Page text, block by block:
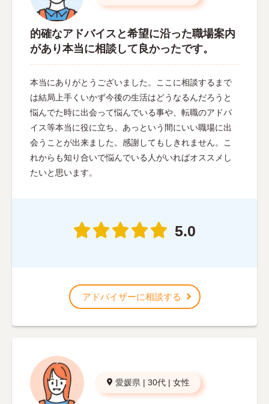
的確なアドバイスと希望に沿った職場案内
があり本当に相談して良かったです。
本当にありがとうございました。ここに相談するまで
は結局上手くいかず今後の生活はどうなるんだろうと
悩んでた時に出会って悩んでいる事や、転職のアドバ
イス等本当に役に立ち、あっという間にいい職場に出
会うことが出来ました。感謝してもしきれません。こ
れからも知り合いで悩んでいる人がいればオススメし
たいと思います。
5.0
アドバイザーに相談する
愛媛県 | 30代 | 女性